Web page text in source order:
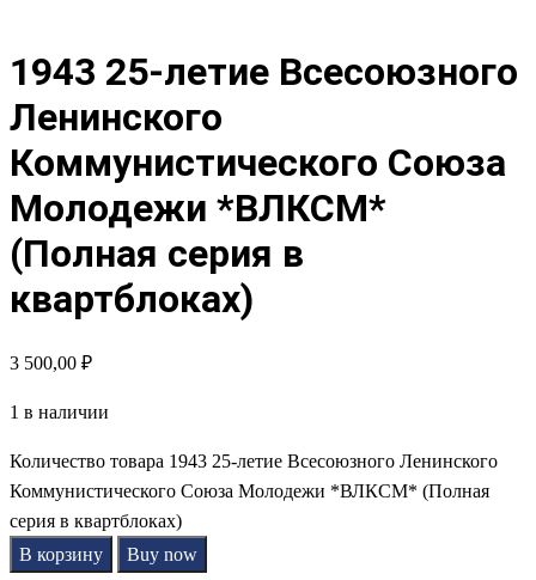
1943 25-летие Всесоюзного
Ленинского
Коммунистического Союза
Молодежи *ВЛКСМ*
(Полная серия в
квартблоках)
3 500,00 ₽
1 в наличии
Количество товара 1943 25-летие Всесоюзного Ленинского
Коммунистического Союза Молодежи *ВЛКСМ* (Полная
серия в квартблоках)
В корзину
Buy now